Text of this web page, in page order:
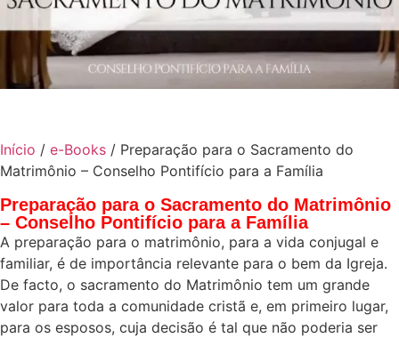
Início / e-Books / Preparação para o Sacramento do
Matrimônio – Conselho Pontifício para a Família
Preparação para o Sacramento do Matrimônio
– Conselho Pontifício para a Família
A preparação para o matrimônio, para a vida conjugal e
familiar, é de importância relevante para o bem da Igreja.
De facto, o sacramento do Matrimônio tem um grande
valor para toda a comunidade cristã e, em primeiro lugar,
para os esposos, cuja decisão é tal que não poderia ser